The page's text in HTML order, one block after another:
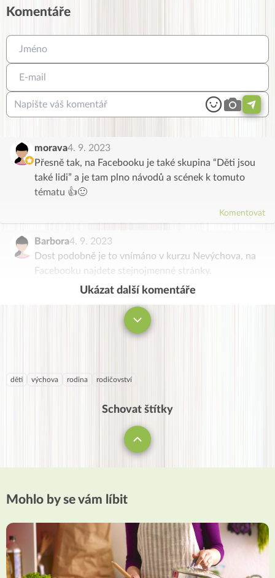
Komentáře
morava4. 9. 2023
Přesně tak, na Facebooku je také skupina “Děti jsou
také lidi” a je tam plno návodů a scének k tomuto
tématu 👍🙂
Komentovat
Barbora4. 9. 2023
Dost podobně je to vnímáno v kurzu Nevýchova, na
Facebooku najdete stejnojmenné stránky.
Ukázat další komentáře
děti výchova rodina rodičovství
Schovat štítky
Mohlo by se vám líbit